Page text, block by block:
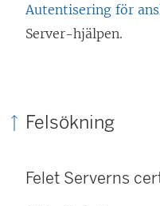
Autentisering för
Server-hjälpen.
Felsökning
Felet Serverns